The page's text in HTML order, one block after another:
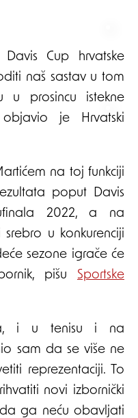
Cup hrvatske
naš sastav u tom
u prosincu istekne
je Hrvatski
na toj funkciji
poput Davis
2022, a na
u konkurenciji
sezone igrače će
pišu Sportske
i u tenisu i na
sam da se više ne
reprezentaciji. To
novi izbornički
ga neću obavljati